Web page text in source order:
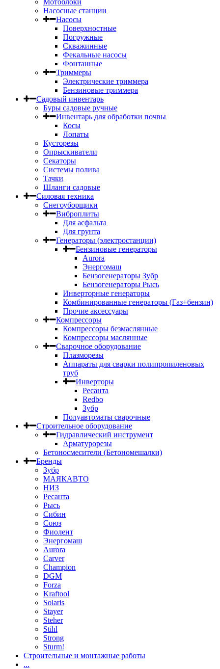
Мотоблоки
Насосные станции
Насосы
Поверхностные
Погружные
Скважинные
Фекальные насосы
Фонтанные
Триммеры
Электрические триммера
Бензиновые триммера
Садовый инвентарь
Буры садовые ручные
Инвентарь для обработки почвы
Косы
Лопаты
Кусторезы
Опрыскиватели
Секаторы
Системы полива
Тачки
Шланги садовые
Силовая техника
Снегоуборщики
Виброплиты
Для асфальта
Для грунта
Генераторы (электростанции)
Бензиновые генераторы
Aurora
Энергомаш
Бензогенераторы Зубр
Бензогенераторы Рысь
Инверторные генераторы
Комбинированные генераторы (Газ+бензин)
Прочие аксессуары
Компрессоры
Компрессоры безмаслянные
Компрессоры маслянные
Сварочное оборудование
Плазморезы
Аппараты для сварки полипропиленовых
труб
Инверторы
Ресанта
Redbo
Зубр
Полуавтоматы сварочные
Строительное оборудование
Гидравлический инструмент
Арматурорезы
Бетоносмесители (Бетономешалки)
Бренды
Зубр
МАЯКАВТО
НИЗ
Ресанта
Рысь
Сибин
Союз
Фиолент
Энергомаш
Aurora
Carver
Champion
DGM
Forza
Kraftool
Solaris
Stayer
Steher
Stihl
Strong
Sturm!
Строительные и монтажные работы
...